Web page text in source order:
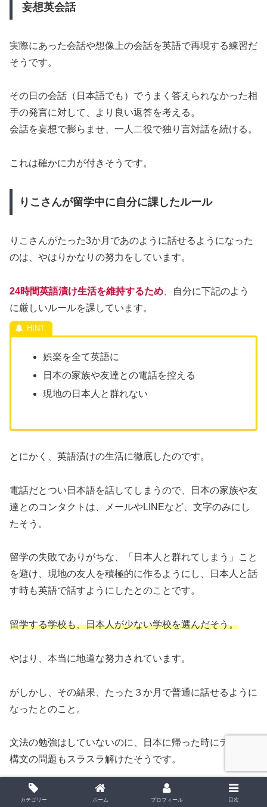
妄想英会話
実際にあった会話や想像上の会話を英語で再現する練習だ
そうです。
その日の会話（日本語でも）でうまく答えられなかった相
手の発言に対して、より良い返答を考える。
会話を妄想で膨らませ、一人二役で独り言対話を続ける。
これは確かに力が付きそうです。
りこさんが留学中に自分に課したルール
りこさんがたった3か月であのように話せるようになった
のは、やはりかなりの努力をしています。
24時間英語漬け生活を維持するため 、自分に下記のよう
に厳しいルールを課しています。
娯楽を全て英語に
日本の家族や友達との電話を控える
現地の日本人と群れない
とにかく、英語漬けの生活に徹底したのです。
電話だとつい日本語を話してしまうので、日本の家族や友
達とのコンタクトは、メールやLINEなど、文字のみにし
たそう。
留学の失敗でありがちな、「日本人と群れてしまう」こと
を避け、現地の友人を積極的に作るようにし、日本人と話
す時も英語で話すようにしたとのことです。
留学する学校も、日本人が少ない学校を選んだそう。
やはり、本当に地道な努力されています。
がしかし、その結果、たった３か月で普通に話せるように
なったとのこと。
文法の勉強はしていないのに、日本に帰った時にテストで
構文の問題もスラスラ解けたそうです。
やはり語学は 「習うより慣れろ」
だという事が証明されま
カテゴリー ホーム プロフィール 目次